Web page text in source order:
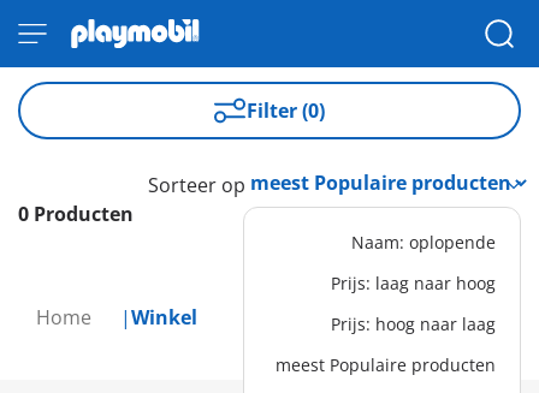
Home Winkel
Filter (0)
0 Producten
Sorteer op
Naam: oplopende
Prijs: laag naar hoog
Prijs: hoog naar laag
meest Populaire producten